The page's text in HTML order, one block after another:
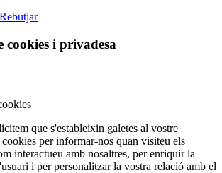
Rebutjar
cookies i privadesa
que s'estableixin galetes al vostre
per informar-nos quan visiteu els
interactueu amb nosaltres, per enriquir la
i per personalitzar la vostra relació amb el